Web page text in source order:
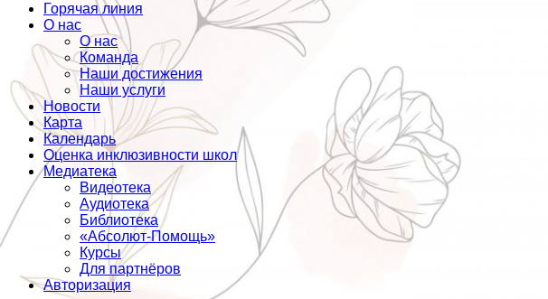
Горячая линия
О нас
О нас
Команда
Наши достижения
Наши услуги
Новости
Карта
Календарь
Оценка инклюзивности школ
Медиатека
Видеотека
Аудиотека
Библиотека
«Абсолют-Помощь»
Курсы
Для партнёров
Авторизация